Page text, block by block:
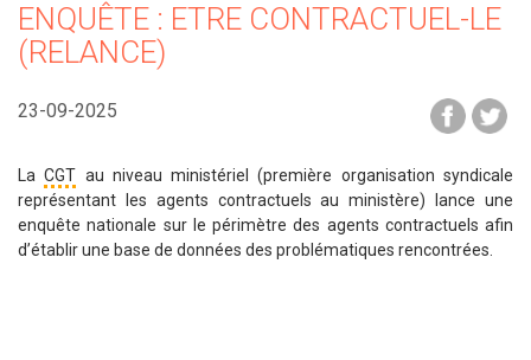
ENQUÊTE : ETRE CONTRACTUEL-LE
(RELANCE)
23-09-2025
LaCGT au niveau ministériel (première organisation syndicale
représentant les agents contractuels au ministère) lance une
enquête nationale sur le périmètre des agents contractuels afin
d’établir une base de données des problématiques rencontrées.